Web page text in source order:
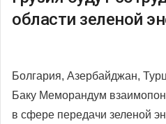
области зеленой
Болгария, Азербайджан,
Баку Меморандум
в сфере передачи зеленой